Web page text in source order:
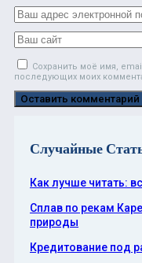
Сохранить моё имя,
последующих моих
Случайные
Как лучше читать:
Сплав по рекам
природы
Кредитование под